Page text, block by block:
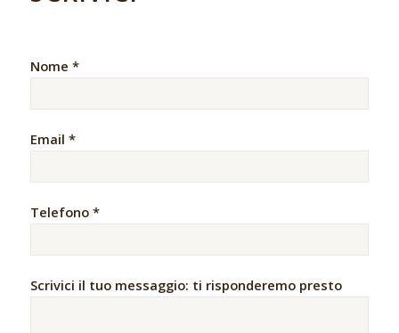
Nome *
Email *
Telefono *
Scrivici il tuo messaggio: ti risponderemo presto